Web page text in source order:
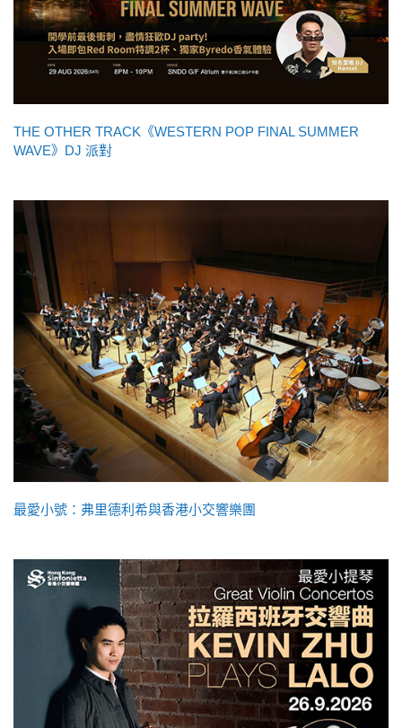
THE OTHER TRACK《WESTERN POP FINAL SUMMER
WAVE》DJ 派對
最愛小號：弗里德利希與香港小交響樂團